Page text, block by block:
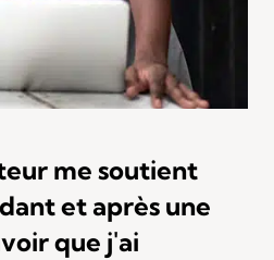
me soutient
et après une
que j'ai